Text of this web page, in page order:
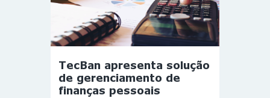
GAIVOTA DE
OURO
ST SUMMIT
GESTORAS
HOMEST
TecBan apresenta solução
de gerenciamento de
finanças pessoais